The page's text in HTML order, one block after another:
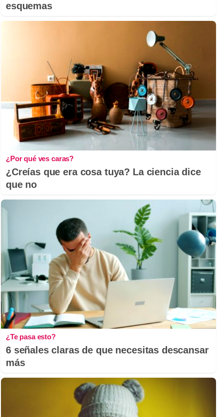
esquemas
¿Por qué ves caras?
¿Creías que era cosa tuya? La ciencia dice
que no
¿Te pasa esto?
6 señales claras de que necesitas descansar
más